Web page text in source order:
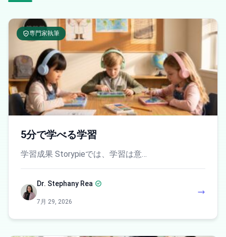
専門家執筆
5分で学べる学習
学習成果 Storypieでは、学習は意…
Dr. Stephany Rea
7月 29, 2026